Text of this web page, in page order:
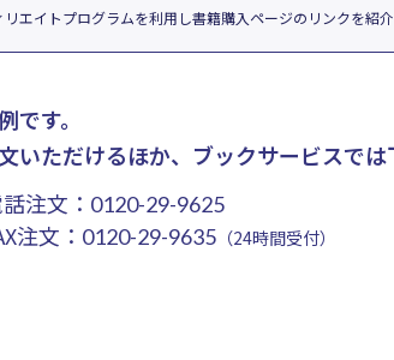
エイトプログラムを利用し書籍購入ページのリンクを紹介
す。
ただけるほか、ブックサービスでは
話注文： 0120-29-9625
注文： 0120-29-9635（24時間受付）